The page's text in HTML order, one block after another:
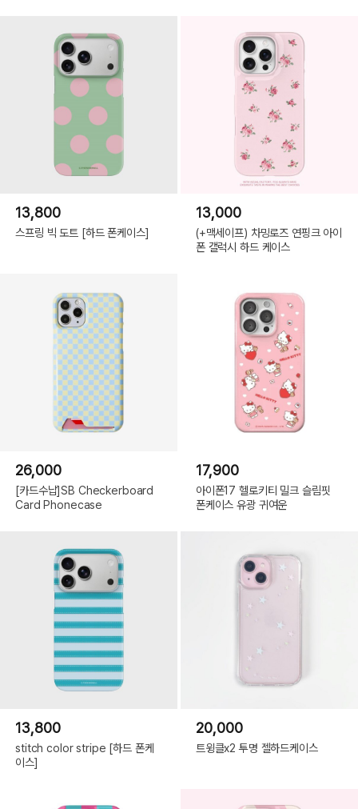
13,800
스프링 빅 도트 [하드 폰케이스]
13,000
(+맥세이프) 차밍로즈 연핑크 아이
폰 갤럭시 하드 케이스
26,000
[카드수납]SB Checkerboard
Card Phonecase
17,900
아이폰17 헬로키티 밀크 슬림핏
폰케이스 유광 귀여운
13,800
stitch color stripe [하드 폰케
이스]
20,000
트윙클x2 투명 젤하드케이스